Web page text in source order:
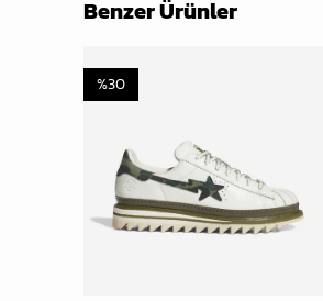
Benzer Ürünler
%30